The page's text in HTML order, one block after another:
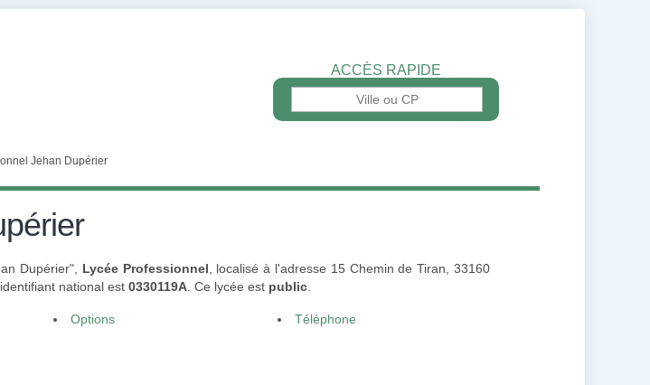
ACCÈS RAPIDE
Jehan Dupérier
Dupérier", Lycée Professionnel , localisé à l'adresse 15 Chemin de Tiran, 33160
national est 0330119A . Ce lycée est public
Options Téléphone